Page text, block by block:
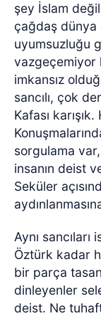
şey İslam
çağdaş dünya
uyumsuzluğu
vazgeçemiyor
imkansız
sancılı, çok
Kafası
sorgulama
insanın deist
Seküler
Aynı
Öztürk kadar
bir parça
dinleyenler
deist. Ne